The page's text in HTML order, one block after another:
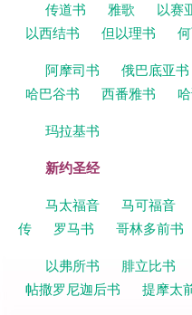
传道书
雅歌 以赛
以西结书
但以理书
阿摩司书
俄巴底亚书
哈巴谷书
西番雅书
玛拉基书
新约圣经
马太福音 马可福音
传
罗马书 哥林多前书
以弗所书
腓立比书
帖撒罗尼迦后书
提摩太